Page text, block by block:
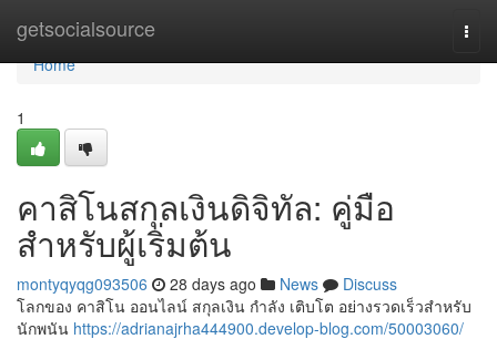
getsocialsource
Home
Home
1
คาสิโนสกุลเงินดิจิทัล: คู่มือ
สำหรับผู้เริ่มต้น
montyqyqg093506 28 days ago News
Discuss
โลกของ คาสิโน ออนไลน์ สกุลเงิน กำลัง เติบโต อย่างรวดเร็วสำหรับ
นักพนัน https://adrianajrha444900.develop-blog.com/50003060/